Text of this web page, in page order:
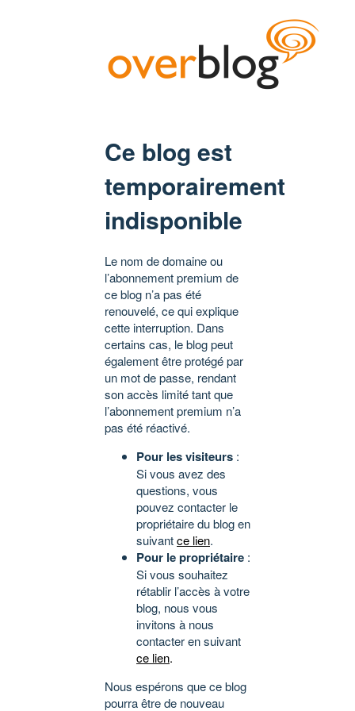
Ce blog est
temporairement
indisponible
Le nom de domaine ou
l’abonnement premium de
ce blog n’a pas été
renouvelé, ce qui explique
cette interruption. Dans
certains cas, le blog peut
également être protégé par
un mot de passe, rendant
son accès limité tant que
l’abonnement premium n’a
pas été réactivé.
Pour les visiteurs :
Si vous avez des
questions, vous
pouvez contacter le
propriétaire du blog en
suivantce lien.
Pour le propriétaire :
Si vous souhaitez
rétablir l’accès à votre
blog, nous vous
invitons à nous
contacter en suivant
ce lien.
Nous espérons que ce blog
pourra être de nouveau